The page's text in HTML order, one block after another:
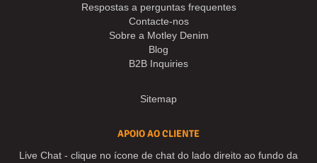
Respostas a perguntas frequentes
Contacte-nos
Sobre a Motley Denim
Blog
B2B Inquiries
Sitemap
APOIO AO CLIENTE
Live Chat - clique no ícone de chat do lado direito ao fundo da